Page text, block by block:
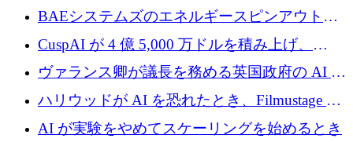
上の取引に 10 億ユーロ以上を投資
BAEシステムズのエネルギースピンアウト原
子力タービンが1500万ポンドの資金調達でス
テルスから浮上
CuspAI が 4 億 5,000 万ドルを積み上げ、
Resist.UA が 5,000 万ユーロの基金を立ち上
ヴァランス卿が議長を務める英国政府の AI タ
スクフォースが発足
ハリウッドが AI を恐れたとき、Filmustage は
代わりにプリプロダクションに賭けました
AI が実験をやめてスケーリングを始めるとき